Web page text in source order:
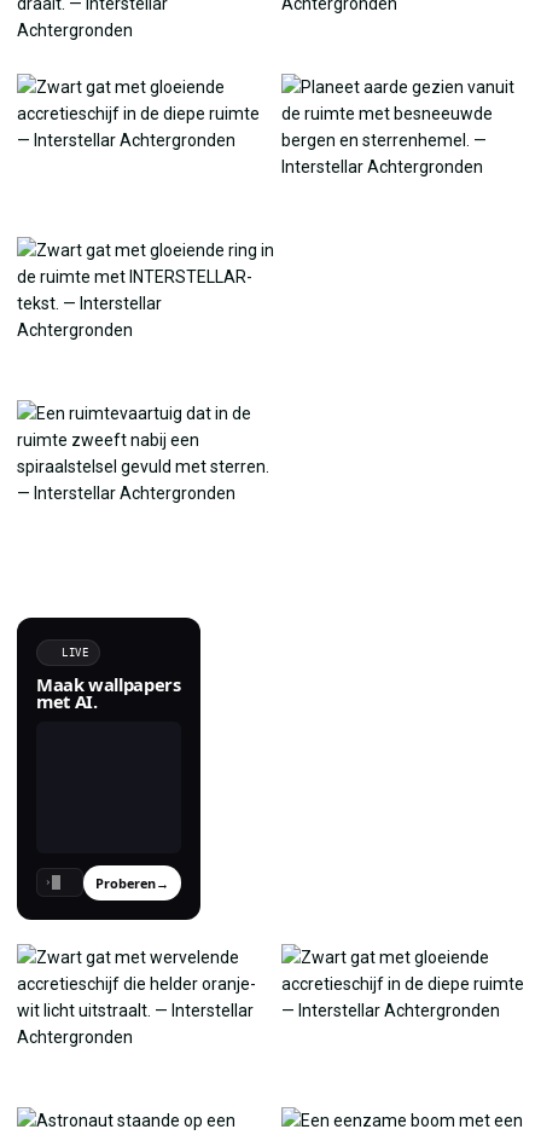
LIVE
Maak wallpapers
met AI.
› Proberen→